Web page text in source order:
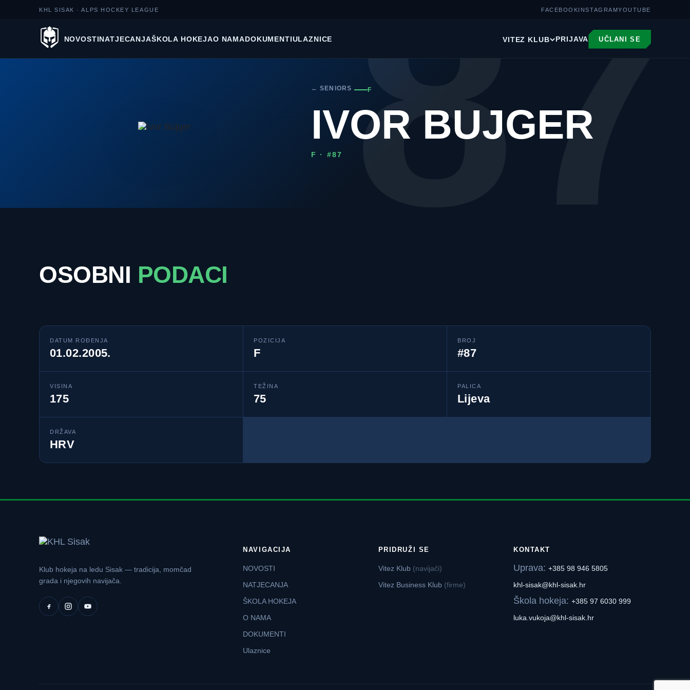
KHL SISAK · ALPS HOCKEY LEAGUE FACEBOOKINSTAGRAMYOUTUBE
NOVOSTINATJECANJAŠKOLA HOKEJAO NAMADOKUMENTIULAZNICE VITEZ KLUB PRIJAVA UČLANI SE
87
← SENIORS F
IVOR BUJGER
F · #87
OSOBNI PODACI
DATUM ROĐENJA
01.02.2005.
POZICIJA
F
BROJ
#87
VISINA
175
TEŽINA
75
PALICA
Lijeva
DRŽAVA
HRV
Klub hokeja na ledu Sisak — tradicija, momčad
grada i njegovih navijača.
NAVIGACIJA
NOVOSTI
NATJECANJA
ŠKOLA HOKEJA
O NAMA
DOKUMENTI
Ulaznice
PRIDRUŽI SE
Vitez Klub (navijači)
Vitez Business Klub (firme)
KONTAKT
Uprava: +385 98 946 5805
khl-sisak@khl-sisak.hr
Škola hokeja: +385 97 6030 999
luka.vukoja@khl-sisak.hr